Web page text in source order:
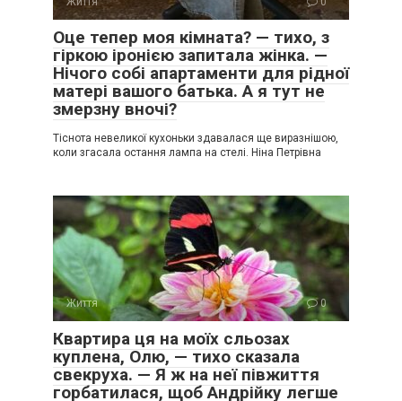
Оце тепер моя кімната? — тихо, з
гіркою іронією запитала жінка. —
Нічого собі апартаменти для рідної
матері вашого батька. А я тут не
змерзну вночі?
Тіснота невеликої кухоньки здавалася ще виразнішою,
коли згасала остання лампа на стелі. Ніна Петрівна
Життя 0
Квартира ця на моїх сльозах
куплена, Олю, — тихо сказала
свекруха. — Я ж на неї півжиття
горбатилася, щоб Андрійку легше